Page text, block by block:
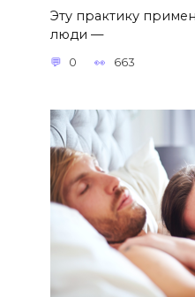
Эту практику
люди —
0 663